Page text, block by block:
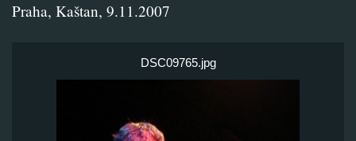
Praha, Kaštan, 9.11.2007
DSC09765.jpg